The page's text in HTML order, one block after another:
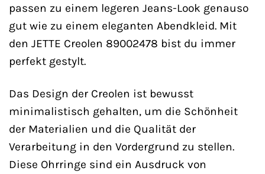
passen zu einem legeren Jeans-Look genauso
gut wie zu einem eleganten Abendkleid. Mit
den JETTE Creolen 89002478 bist du immer
perfekt gestylt.
Das Design der Creolen ist bewusst
minimalistisch gehalten, um die Schönheit
der Materialien und die Qualität der
Verarbeitung in den Vordergrund zu stellen.
Diese Ohrringe sind ein Ausdruck von